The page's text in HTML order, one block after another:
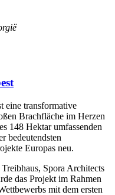
eine transformative
Brachfläche im Herzen
148 Hektar umfassenden
bedeutendsten
Europas neu.
Spora Architects
das Projekt im Rahmen
mit dem ersten